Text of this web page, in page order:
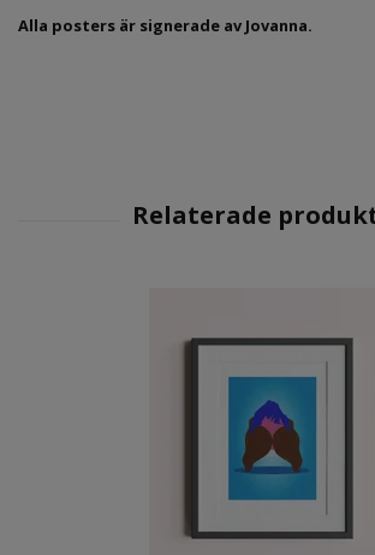
Alla posters är signerade av Jovanna.